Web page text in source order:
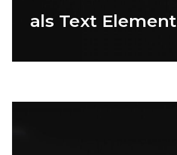
als Text Element